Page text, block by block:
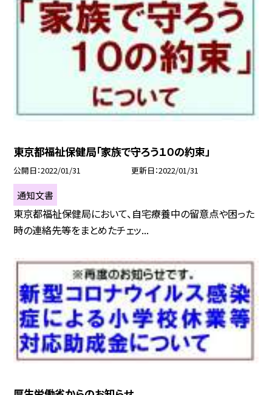
東京都福祉保健局「家族で守ろう１０の約束」
公開日 2022/01/31 更新日 2022/01/31
通知文書
東京都福祉保健局において、自宅療養中の留意点や困った
時の連絡先等をまとめたチェッ...